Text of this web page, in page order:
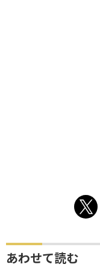
あわせて読む